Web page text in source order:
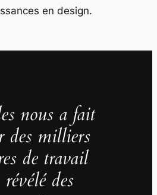
en design.
nous a fait
des milliers
de travail
des